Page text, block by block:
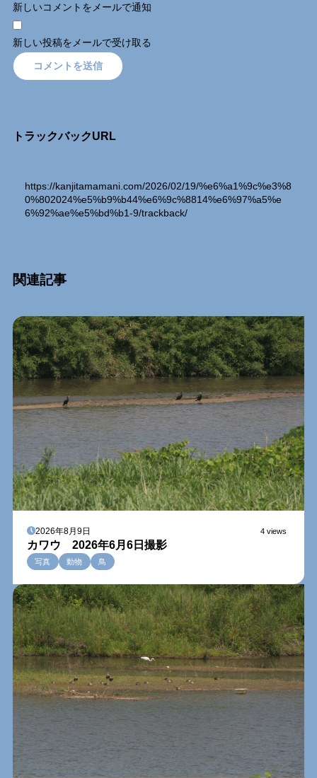
新しいコメントをメールで通知
新しい投稿をメールで受け取る
トラックバックURL
https://kanjitamamani.com/2026/02/19/%e6%a1%9c%e3%8
0%802024%e5%b9%b44%e6%9c%8814%e6%97%a5%e
6%92%ae%e5%bd%b1-9/trackback/
関連記事Relation Entry
2026年8月9日 4 views
カワウ 2026年6月6日撮影
写真 動物 鳥